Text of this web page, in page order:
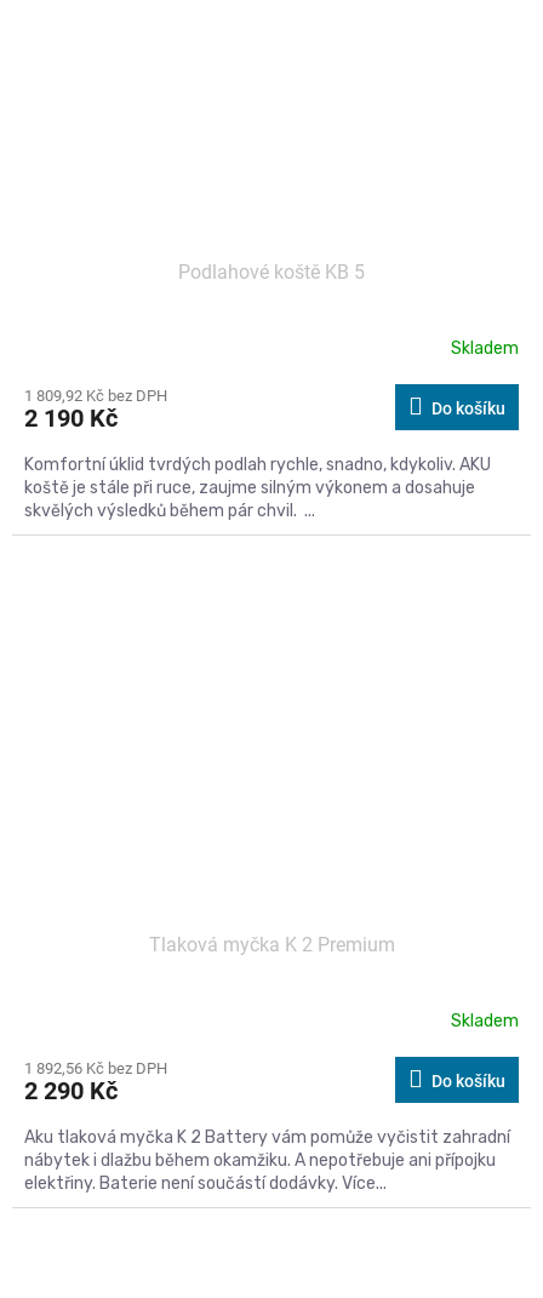
Podlahové koště KB 5
Skladem
1 809,92 Kč bez DPH
2 190 Kč Do košíku
Komfortní úklid tvrdých podlah rychle, snadno, kdykoliv. AKU
koště je stále při ruce, zaujme silným výkonem a dosahuje
skvělých výsledků během pár chvil. ...
Tlaková myčka K 2 Premium
Skladem
1 892,56 Kč bez DPH
2 290 Kč Do košíku
Aku tlaková myčka K 2 Battery vám pomůže vyčistit zahradní
nábytek i dlažbu během okamžiku. A nepotřebuje ani přípojku
elektřiny. Baterie není součástí dodávky. Více...